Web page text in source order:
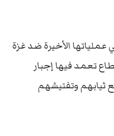
الأخيرة ضد غزة
تعمد فيها إجبار
ثيابهم وتفتيشهم